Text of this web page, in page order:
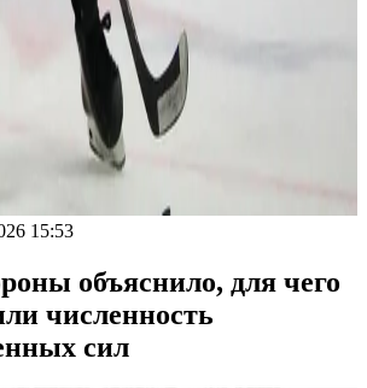
15:53
объяснило, для чего
численность
сил